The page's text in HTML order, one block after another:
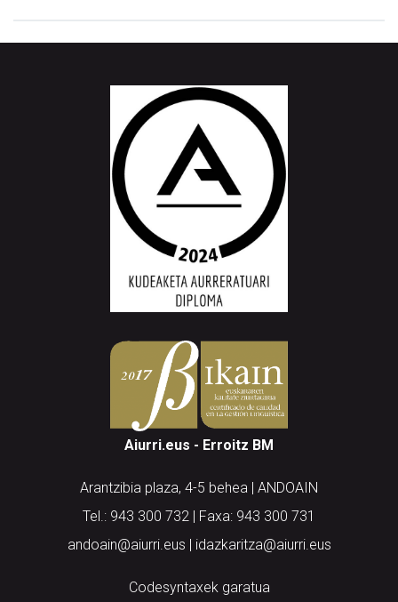
Aiurri.eus - Erroitz BM
Arantzibia plaza, 4-5 behea | ANDOAIN
Tel.: 943 300 732 | Faxa: 943 300 731
andoain@aiurri.eus | idazkaritza@aiurri.eus
Codesyntaxek garatua